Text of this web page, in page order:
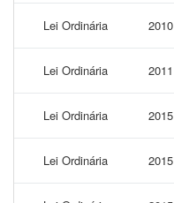
Lei Ordinária 2010
Lei Ordinária 2011
Lei Ordinária 2015
Lei Ordinária 2015